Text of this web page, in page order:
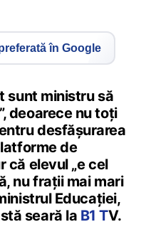
în Google
sunt ministru să
deoarece nu toți
desfășurarea
de
că elevul „e cel
nu frații mai mari
Educației,
seară la B1 TV.